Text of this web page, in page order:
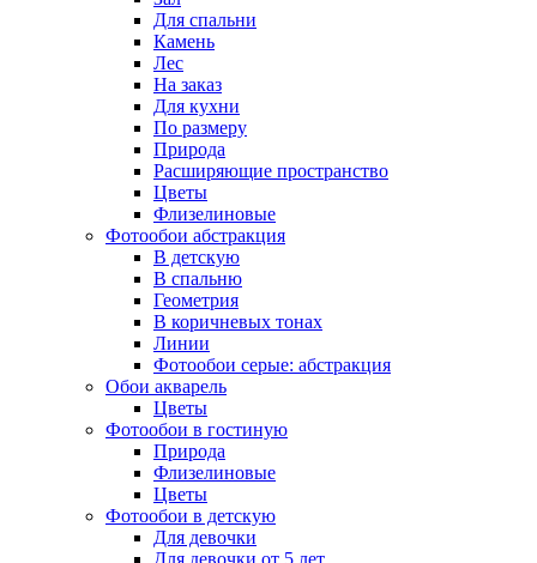
Для спальни
Камень
Лес
На заказ
Для кухни
По размеру
Природа
Расширяющие пространство
Цветы
Флизелиновые
Фотообои абстракция
В детскую
В спальню
Геометрия
В коричневых тонах
Линии
Фотообои серые: абстракция
Обои акварель
Цветы
Фотообои в гостиную
Природа
Флизелиновые
Цветы
Фотообои в детскую
Для девочки
Для девочки от 5 лет